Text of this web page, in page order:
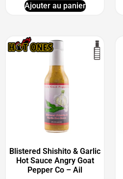
Ajouter au panier
Blistered Shishito & Garlic
Hot Sauce Angry Goat
Pepper Co – Ail